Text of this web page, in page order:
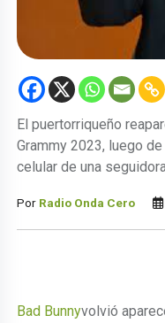
El puertorriqueño
Grammy 2023, luego
celular de una
Por Radio Onda Cero
Bad Bunnyvolvió